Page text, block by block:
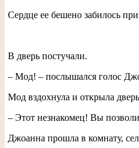
Сердце ее бешено забилось
В дверь постучали.
– Мод! – послышался голос
Мод вздохнула и открыла
– Этот незнакомец! Вы
Джоанна прошла в комнату,